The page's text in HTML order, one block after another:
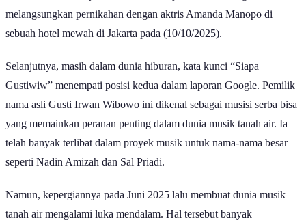
melangsungkan pernikahan dengan aktris Amanda Manopo di
sebuah hotel mewah di Jakarta pada (10/10/2025).
Selanjutnya, masih dalam dunia hiburan, kata kunci “Siapa
Gustiwiw” menempati posisi kedua dalam laporan Google. Pemilik
nama asli Gusti Irwan Wibowo ini dikenal sebagai musisi serba bisa
yang memainkan peranan penting dalam dunia musik tanah air. Ia
telah banyak terlibat dalam proyek musik untuk nama-nama besar
seperti Nadin Amizah dan Sal Priadi.
Namun, kepergiannya pada Juni 2025 lalu membuat dunia musik
tanah air mengalami luka mendalam. Hal tersebut banyak